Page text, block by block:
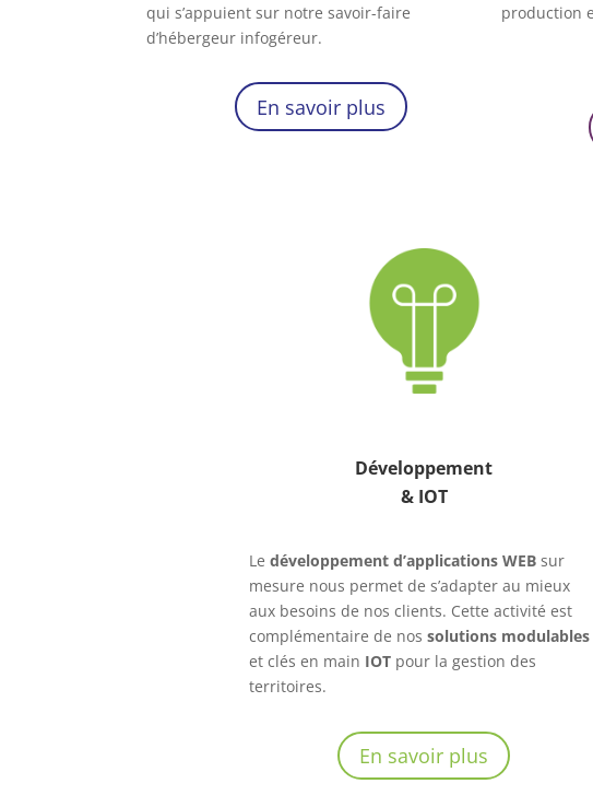
qui s’appuient sur notre savoir-faire
d’hébergeur infogéreur.
En savoir plus
production
Développement
& IOT
Ledéveloppement d’applications WEB sur
mesure nous permet de s’adapter au mieux
aux besoins de nos clients. Cette activité est
complémentaire de nossolutions modulables
et clés en main IOT pour la gestion des
territoires.
En savoir plus